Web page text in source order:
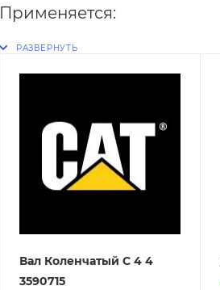
Применяется:
Вал Коленчатый C 4 4
3590715